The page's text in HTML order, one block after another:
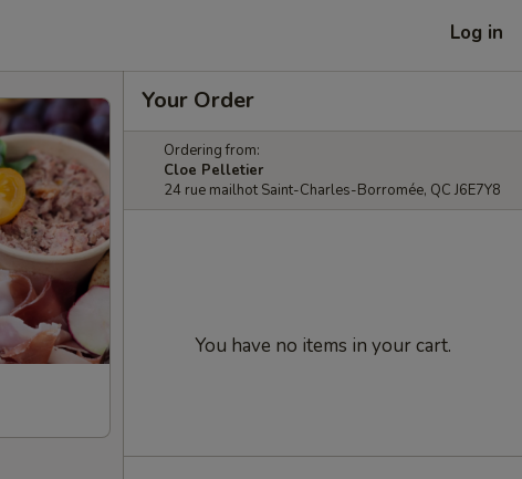
Log in
Your Order
Ordering from:
Cloe Pelletier
24 rue mailhot Saint-Charles-Borromée, QC J6E7Y8
You have no items in your cart.